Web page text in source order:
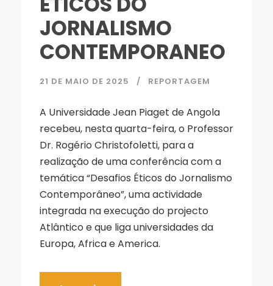
JORNALISMO
CONTEMPORANEO
21 DE MAIO DE 2025 REPORTAGEM
A Universidade Jean Piaget de Angola
recebeu, nesta quarta-feira, o Professor
Dr. Rogério Christofoletti, para a
realização de uma conferência com a
temática “Desafios Éticos do Jornalismo
Contemporâneo”, uma actividade
integrada na execução do projecto
Atlântico e que liga universidades da
Europa, Africa e America.